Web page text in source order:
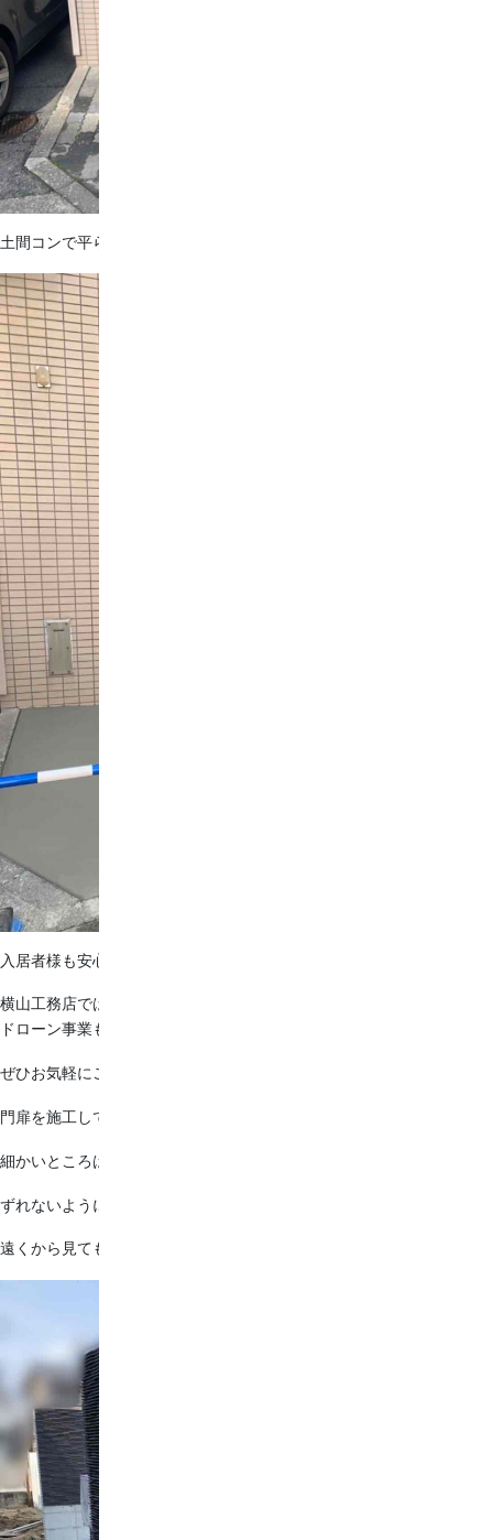
土間コンで平らに仕上げました*＊
入居者様も安心して利用できますね♪
横山工務店では外構工事の他に、造成工事、不動産や観葉植物の販売、
ドローン事業も行なっております！
ぜひお気軽にご相談ください☺
門扉を施工しています。
細かいところは少しずつ…
ずれないように丁寧に施工しています✩
遠くから見ても近くから見ても美しい仕上がりです＊*